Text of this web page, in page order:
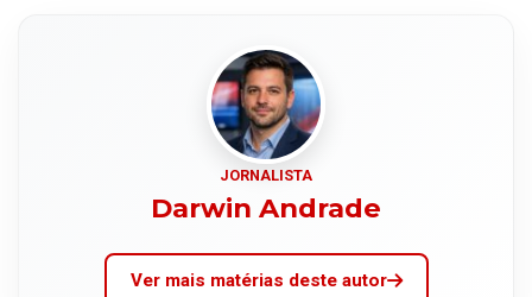
JORNALISTA
Darwin Andrade
Ver mais matérias deste autor